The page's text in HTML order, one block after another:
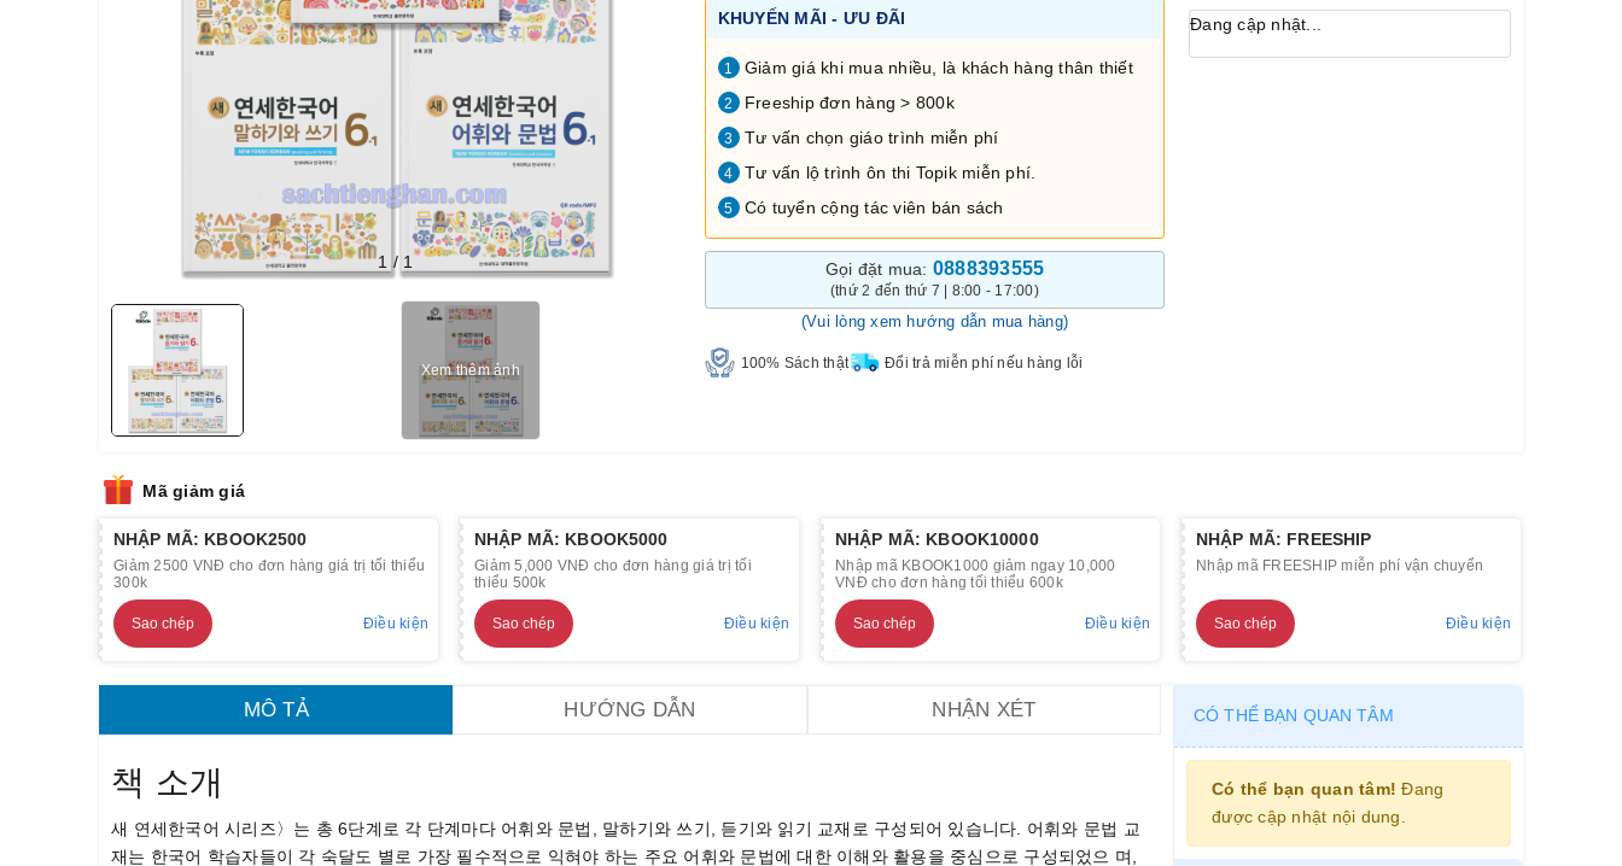
1 / 1
Xem thêm ảnh
KHUYẾN MÃI - ƯU ĐÃI
1 Giảm giá khi mua nhiều, là khách hàng thân thiết
2 Freeship đơn hàng > 800k
3 Tư vấn chọn giáo trình miễn phí
4 Tư vấn lộ trình ôn thi Topik miễn phí.
5 Có tuyển cộng tác viên bán sách
Gọi đặt mua: 0888393555
(thứ 2 đến thứ 7 | 8:00 - 17:00)
(Vui lòng xem hướng dẫn mua hàng)
100% Sách thật Đổi trả miễn phí nếu hàng lỗi
Đang cập nhật...
Mã giảm giá
NHẬP MÃ: KBOOK2500
Giảm 2500 VNĐ cho đơn hàng giá trị tối thiểu
300k
Sao chép Điều kiện
NHẬP MÃ: KBOOK5000
Giảm 5,000 VNĐ cho đơn hàng giá trị tối
thiểu 500k
Sao chép Điều kiện
NHẬP MÃ: KBOOK10000
Nhập mã KBOOK1000 giảm ngay 10,000
VNĐ cho đơn hàng tối thiểu 600k
Sao chép Điều kiện
NHẬP MÃ: FREESHIP
Nhập mã FREESHIP miễn phí vận chuyển
Sao chép Điều kiện
MÔ TẢ HƯỚNG DẪN NHẬN XÉT
책 소개
새 연세한국어 시리즈〉는 총 6단계로 각 단계마다 어휘와 문법, 말하기와 쓰기, 듣기와 읽기 교재로 구성되어 있습니다. 어휘와 문법 교
재는 한국어 학습자들이 각 숙달도 별로 가장 필수적으로 익혀야 하는 주요 어휘와 문법에 대한 이해와 활용을 중심으로 구성되었으 며,
CÓ THỂ BẠN QUAN TÂM
Có thể bạn quan tâm! Đang
được cập nhật nội dung.